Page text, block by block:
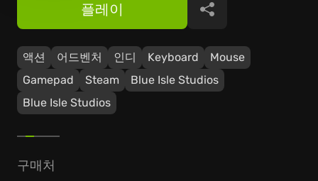
액션 어드벤처 인디 Keyboard
Mouse
Gamepad
Steam
Blue Isle Studios
Blue Isle Studios
플레이 공유
구매처